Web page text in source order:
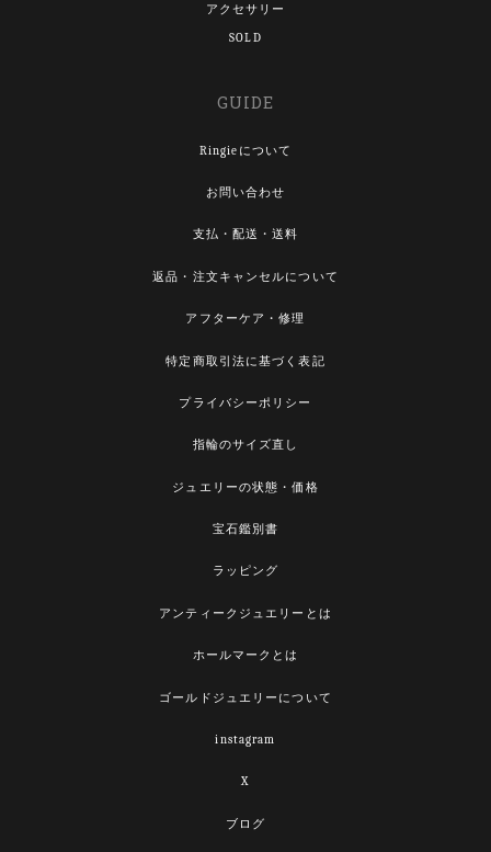
アクセサリー
SOLD
GUIDE
Ringieについて
お問い合わせ
支払・配送・送料
返品・注文キャンセルについて
アフターケア・修理
特定商取引法に基づく表記
プライバシーポリシー
指輪のサイズ直し
ジュエリーの状態・価格
宝石鑑別書
ラッピング
アンティークジュエリーとは
ホールマークとは
ゴールドジュエリーについて
instagram
X
ブログ